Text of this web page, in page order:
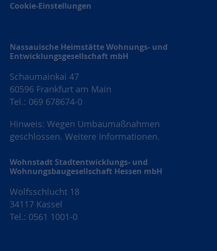
Cookie-Einstellungen
Nassauische Heimstätte Wohnungs- und
Entwicklungsgesellschaft mbH
Schaumainkai 47
60596 Frankfurt am Main
Tel.: 069 678674-0
Hinweis: Wegen Umbaumaßnahmen
geschlossen. Weitere Informationen.
Wohnstadt Stadtentwicklungs- und
Wohnungsbaugesellschaft Hessen mbH
Wolfsschlucht 18
34117 Kassel
Tel.: 0561 1001-0